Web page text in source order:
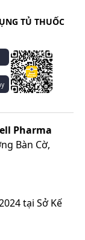
TỦ THUỐC
Pharma
Bàn Cờ,
tại Sở Kế